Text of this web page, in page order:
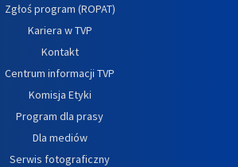
Zgłoś program (ROPAT)
Kariera w TVP
Kontakt
Centrum informacji TVP
Komisja Etyki
Program dla prasy
Dla mediów
Serwis fotograficzny